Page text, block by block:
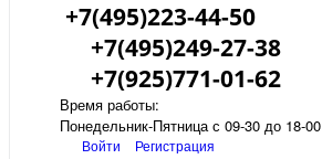
+7(495)223-44-50
+7(495)249-27-38
+7(925)771-01-62
Время работы:
Понедельник-Пятница с 09-30 до 18-00
Войти
Регистрация